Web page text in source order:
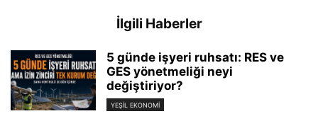
İlgili Haberler
5 günde işyeri ruhsatı: RES ve
GES yönetmeliği neyi
değiştiriyor?
YEŞIL EKONOMI